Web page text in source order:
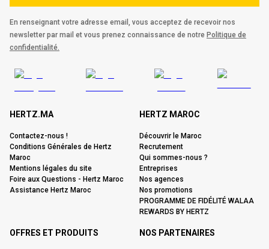
En renseignant votre adresse email, vous acceptez de recevoir nos
newsletter par mail et vous prenez connaissance de notre Politique de
confidentialité.
HERTZ.MA
Contactez-nous !
Conditions Générales de Hertz
Maroc
Mentions légales du site
Foire aux Questions - Hertz Maroc
Assistance Hertz Maroc
HERTZ MAROC
Découvrir le Maroc
Recrutement
Qui sommes-nous ?
Entreprises
Nos agences
Nos promotions
PROGRAMME DE FIDÉLITÉ WALAA
REWARDS BY HERTZ
OFFRES ET PRODUITS NOS PARTENAIRES